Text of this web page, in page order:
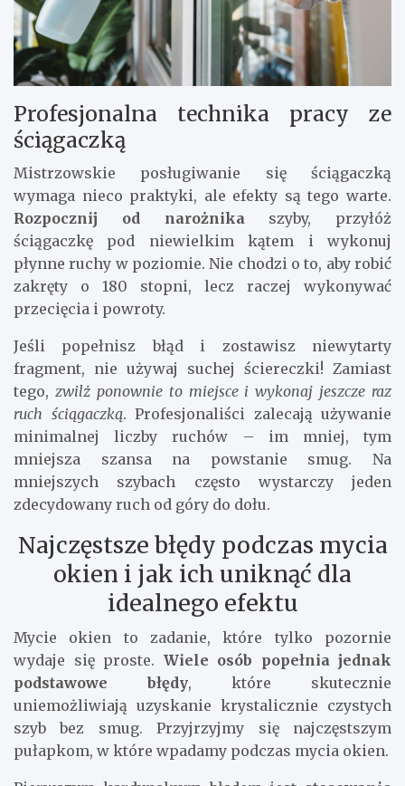
Profesjonalna technika pracy ze
ściągaczką
Mistrzowskie posługiwanie się ściągaczką
wymaga nieco praktyki, ale efekty są tego warte.
Rozpocznij od narożnika szyby, przyłóż
ściągaczkę pod niewielkim kątem i wykonuj
płynne ruchy w poziomie. Nie chodzi o to, aby robić
zakręty o 180 stopni, lecz raczej wykonywać
przecięcia i powroty.
Jeśli popełnisz błąd i zostawisz niewytarty
fragment, nie używaj suchej ściereczki! Zamiast
tego, zwilż ponownie to miejsce i wykonaj jeszcze raz
ruch ściągaczką. Profesjonaliści zalecają używanie
minimalnej liczby ruchów – im mniej, tym
mniejsza szansa na powstanie smug. Na
mniejszych szybach często wystarczy jeden
zdecydowany ruch od góry do dołu.
Najczęstsze błędy podczas mycia
okien i jak ich uniknąć dla
idealnego efektu
Mycie okien to zadanie, które tylko pozornie
wydaje się proste. Wiele osób popełnia jednak
podstawowe błędy, które skutecznie
uniemożliwiają uzyskanie krystalicznie czystych
szyb bez smug. Przyjrzyjmy się najczęstszym
pułapkom, w które wpadamy podczas mycia okien.